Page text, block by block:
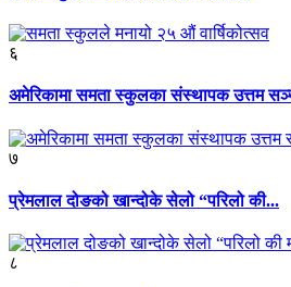
६
अमेरिकामा समता स्कुलका संस्थापक उत्तम
७
प्रेमलाल दोङको खान्दोके सेलो “परिलो की...
८